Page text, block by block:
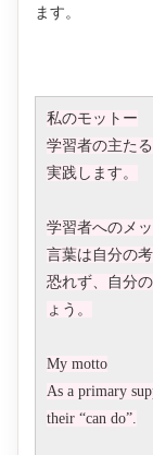
ます。
私のモットー
学習者の主た
実践します。
学習者へのメ
言葉は自分の
恐れず、自分
ょう。
My motto
As a primary
their “can do”.